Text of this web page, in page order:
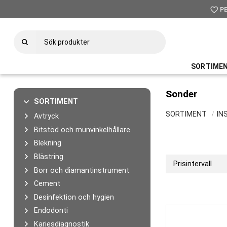
favorite_border
Sonder
SORTIMENT
Prisintervall
SORTIMENT
Avtryck
Bitstöd och munvinkelhållare
Blekning
Blästring
Borr och diamantinstrument
Cement
Desinfektion och hygien
Endodonti
Kariesdiagnostik